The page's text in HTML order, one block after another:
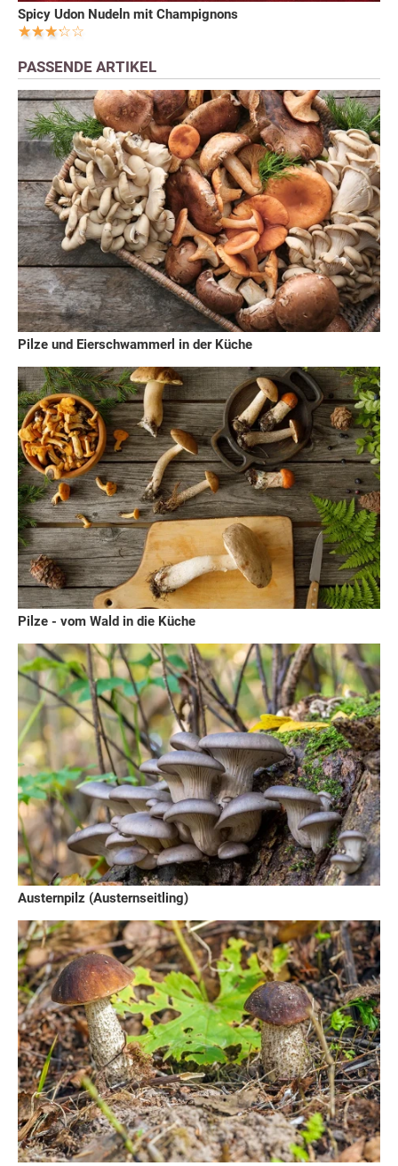
Spicy Udon Nudeln mit Champignons
PASSENDE ARTIKEL
Pilze und Eierschwammerl in der Küche
Pilze - vom Wald in die Küche
Austernpilz (Austernseitling)